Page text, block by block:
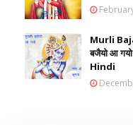
Murli
बजैयो आ
Hindi